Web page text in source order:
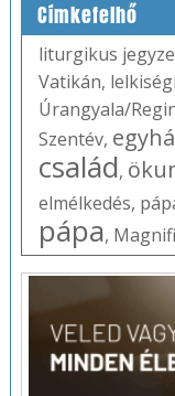
Címkefelhő
liturgikus
Vatikán,
Úrangyala/
Szentév,
család,
elmélkedés,
pápa,